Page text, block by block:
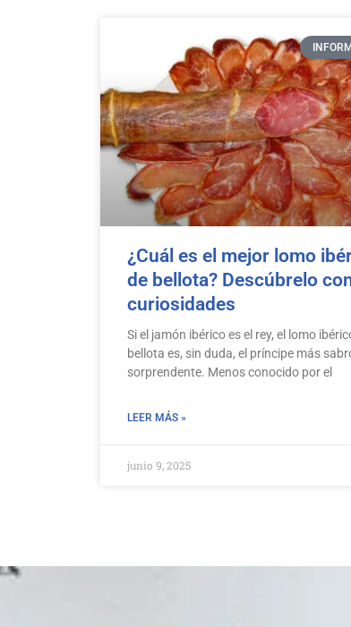
¿Cuál es el mejor lomo
de bellota? Descúbrelo
curiosidades
Si el jamón ibérico es el rey, el lomo
bellota es, sin duda, el príncipe más
sorprendente. Menos conocido por el
LEER MÁS »
junio 9, 2025